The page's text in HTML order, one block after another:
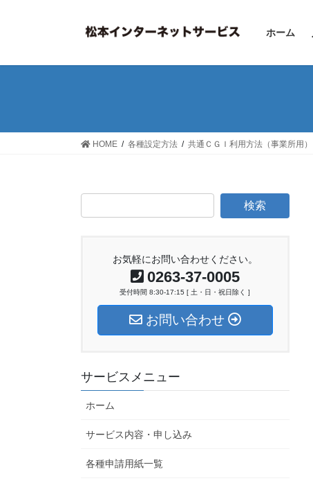
ホーム
HOME 各種設定方法 共通ＣＧＩ利用方法（事業所用）
お気軽にお問い合わせください。
0263-37-0005
受付時間 8:30-17:15 [ 土・日・祝日除く ]
お問い合わせ
サービスメニュー
ホーム
サービス内容・申し込み
各種申請用紙一覧